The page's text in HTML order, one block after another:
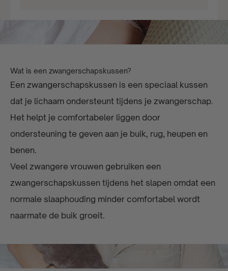
Wat is een zwangerschapskussen?
Een zwangerschapskussen is een speciaal kussen
dat je lichaam ondersteunt tijdens je zwangerschap.
Het helpt je comfortabeler liggen door
ondersteuning te geven aan je buik, rug, heupen en
benen.
Veel zwangere vrouwen gebruiken een
zwangerschapskussen tijdens het slapen omdat een
normale slaaphouding minder comfortabel wordt
naarmate de buik groeit.